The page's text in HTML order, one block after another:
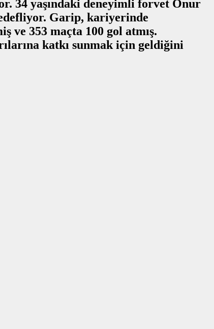
34 yaşındaki deneyimli forvet Onur
Garip, kariyerinde
ve 353 maçta 100 gol atmış.
katkı sunmak için geldiğini